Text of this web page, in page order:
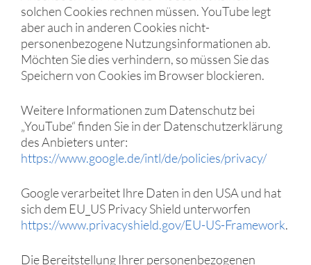
solchen Cookies rechnen müssen. YouTube legt
aber auch in anderen Cookies nicht-
personenbezogene Nutzungsinformationen ab.
Möchten Sie dies verhindern, so müssen Sie das
Speichern von Cookies im Browser blockieren.
Weitere Informationen zum Datenschutz bei
„YouTube“ finden Sie in der Datenschutzerklärung
des Anbieters unter:
https://www.google.de/intl/de/policies/privacy/
Google verarbeitet Ihre Daten in den USA und hat
sich dem EU_US Privacy Shield unterworfen
https://www.privacyshield.gov/EU-US-Framework.
Die Bereitstellung Ihrer personenbezogenen